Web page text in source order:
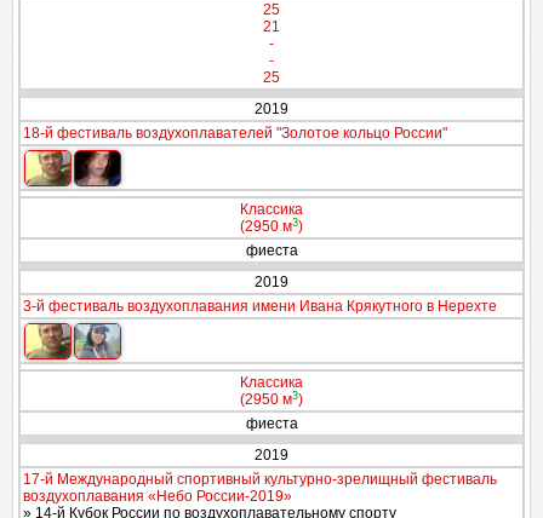
25
21
-
-
25
2019
18-й фестиваль воздухоплавателей "Золотое кольцо России"
Классика
(2950 м3)
фиеста
2019
3-й фестиваль воздухоплавания имени Ивана Крякутного в Нерехте
Классика
(2950 м3)
фиеста
2019
17-й Международный спортивный культурно-зрелищный фестиваль
воздухоплавания «Небо России-2019»
» 14-й Кубок России по воздухоплавательному спорту